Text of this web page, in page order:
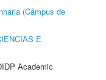
(Câmpus de
E
Academic